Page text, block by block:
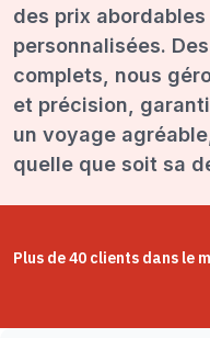
des prix
personnalisées.
complets, nous
et précision,
un voyage
quelle que soit sa
Plus de 40 clients dans le